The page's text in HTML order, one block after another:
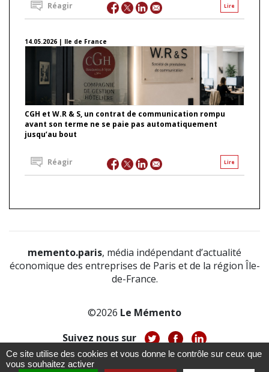
Lire
Réagir
14.05.2026 | Ile de France
CGH et W.R & S, un contrat de communication rompu
avant son terme ne se paie pas automatiquement
jusqu’au bout
Lire
Réagir
memento.paris, média indépendant d’actualité
économique des entreprises de Paris et de la région Île-
de-France.
©2026 Le Mémento
Suivez nous sur
À propos-Notice légale
Ce site utilise des cookies et vous donne le contrôle sur ceux que
vous souhaitez activer